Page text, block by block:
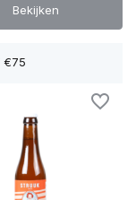
Bekijken
€75